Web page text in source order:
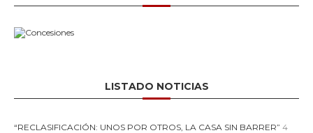
LISTADO NOTICIAS
“RECLASIFICACIÓN: UNOS POR OTROS, LA CASA SIN BARRER” 4